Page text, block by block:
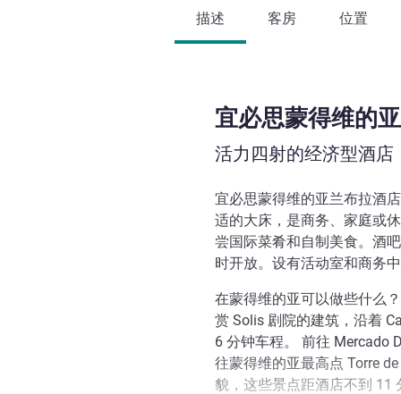
描述 客房 位置
宜必思蒙得维的
活力四射的经济型酒店
宜必思蒙得维的亚兰布拉酒
适的大床，是商务、家庭或
尝国际菜肴和自制美食。酒
时开放。设有活动室和商务
在蒙得维的亚可以做些什么
赏 Solis 剧院的建筑，沿着
6 分钟车程。 前往 Mercado
往蒙得维的亚最高点 Torre
貌，这些景点距酒店不到 11